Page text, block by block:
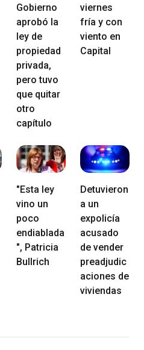
Gobierno
aprobó la
ley de
propiedad
privada,
pero tuvo
que quitar
otro
capítulo
viernes
fría y con
viento en
Capital
"Esta ley
vino un
poco
endiablada
", Patricia
Bullrich
Detuvieron
a un
expolicía
acusado
de vender
preadjudic
aciones de
viviendas